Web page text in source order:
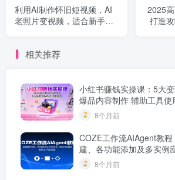
利用AI制作怀旧短视频，AI
老照片变视频，适合新手小
2025
打造
相关推荐
小红书赚钱实操课：5大
爆品内容制作 辅助工具使
8个月前
COZE工作流AIAgent教
建、各功能添加及多实例
搭建8个月前